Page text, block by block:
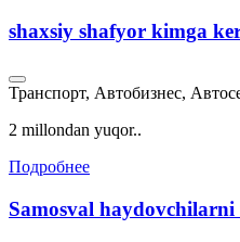
shaxsiy shafyor kimga
Транспорт, Автобизнес,
2 millondan yuqor..
Подробнее
Samosval haydovchilarni